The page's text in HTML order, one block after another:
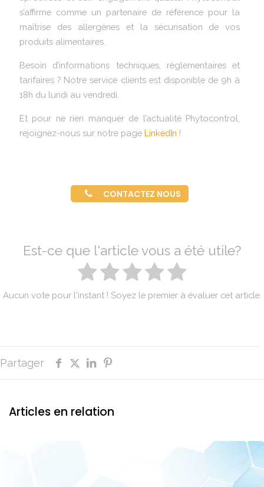
s’affirme comme un partenaire de référence pour la
maîtrise des allergènes et la sécurisation de vos
produits alimentaires.
Besoin d’informations techniques, règlementaires et
tarifaires ? Notre service clients est disponible de 9h à
18h du lundi au vendredi.
Et pour ne rien manquer de l’actualité Phytocontrol,
rejoignez-nous sur notre page LinkedIn !
CONTACTEZ NOUS
Est-ce que l'article vous a été utile?
Aucun vote pour l'instant ! Soyez le premier à évaluer cet article.
Partager
Articles en relation